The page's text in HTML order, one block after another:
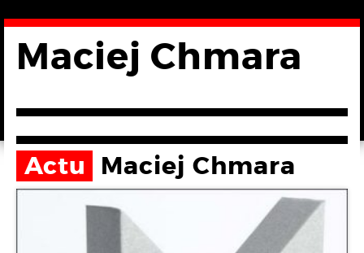
Maciej Chmara
Actu Maciej Chmara